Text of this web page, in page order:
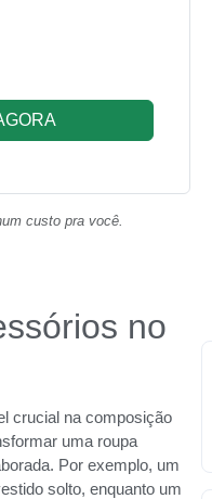
custo pra você.
no
crucial na composição
uma roupa
Por exemplo, um
solto, enquanto um